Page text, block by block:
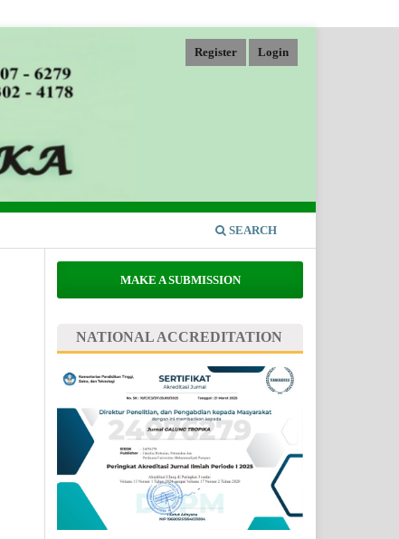
SEARCH
Register Login
MAKE A SUBMISSION
NATIONAL ACCREDITATION